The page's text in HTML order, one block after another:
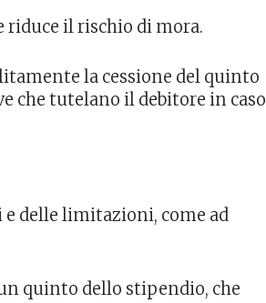
riduce il rischio di mora.
la cessione del quinto
che tutelano il debitore in caso
e delle limitazioni, come ad
quinto dello stipendio, che